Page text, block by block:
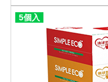
5個入